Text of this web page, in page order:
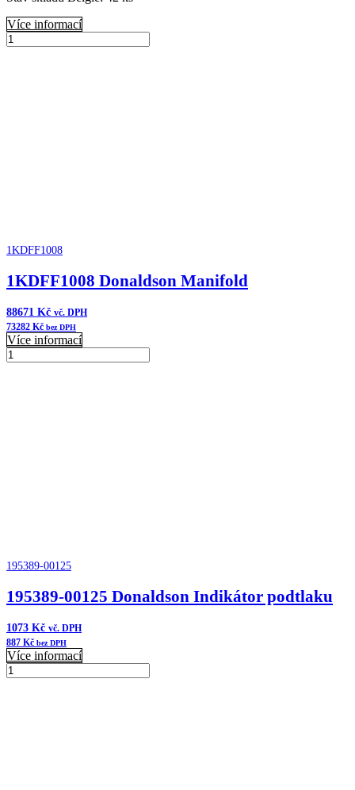
Více informací
B045008
1KDFF1008
1KDFF1008 Donaldson Manifold
88671 Kč vč. DPH
73282 Kč bez DPH
Více informací
1KDFF1008
195389-00125
195389-00125 Donaldson Indikátor podtlaku
1073 Kč vč. DPH
887 Kč bez DPH
Více informací
195389-